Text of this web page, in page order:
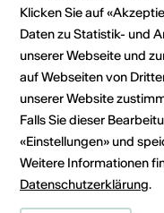
Rubrik
Klicken Sie auf
Daten zu Statistik- und
unserer Webseite und
auf Webseiten von
unserer Website
Falls Sie dieser
«Einstellungen» und
Weitere Informationen
Datenschutzerklärung.